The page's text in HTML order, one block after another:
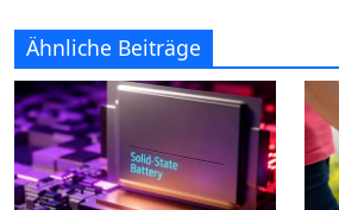
Ähnliche Beiträge